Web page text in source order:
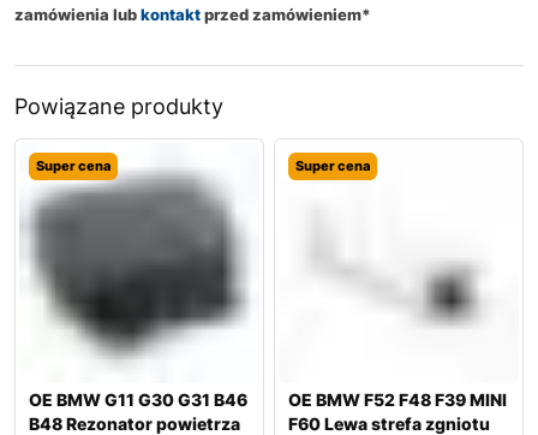
zamówienia lubkontaktprzed zamówieniem*
Powiązane produkty
Super cena
OE BMW G11 G30 G31 B46
B48 Rezonator powietrza
Super cena
OE BMW F52 F48 F39 MINI
F60 Lewa strefa zgniotu